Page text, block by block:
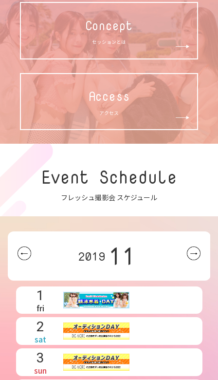
Concept
セッションとは
Access
アクセス
Event Schedule
フレッシュ撮影会 スケジュール
2019 11
1
fri
2
sat
3
sun